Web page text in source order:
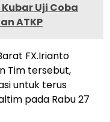
Uji Coba
ATKP
FX.Irianto
Tim tersebut,
untuk terus
pada Rabu 27